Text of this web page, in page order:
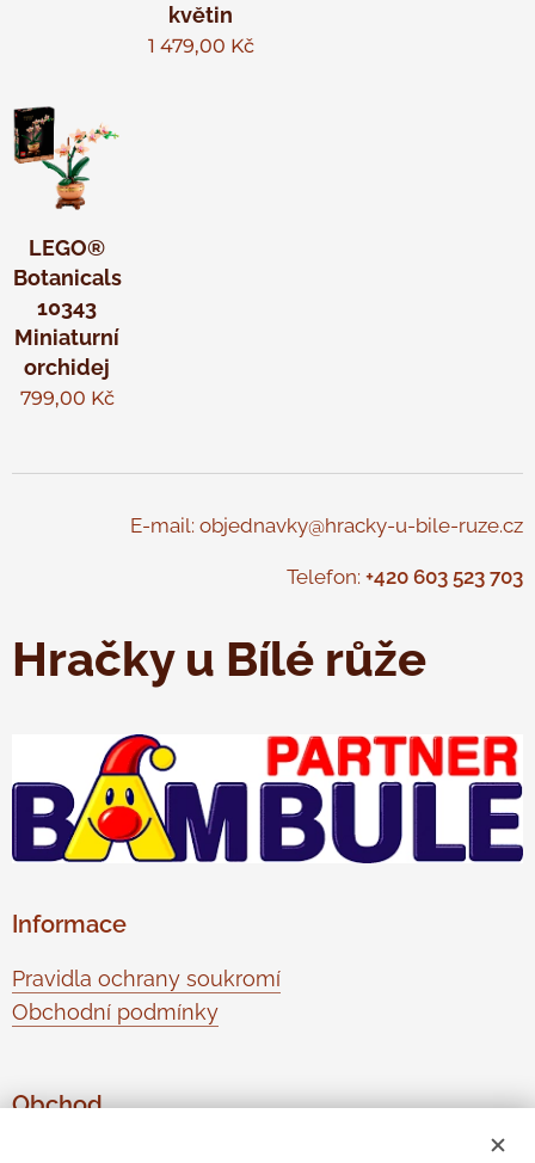
květin
1 479,00 Kč
LEGO®
Botanicals
10343
Miniaturní
orchidej
799,00 Kč
E-mail: objednavky@hracky-u-bile-ruze.cz
Telefon: +420 603 523 703
Hračky u Bílé růže
Informace
Pravidla ochrany soukromí
Obchodní podmínky
Obchod